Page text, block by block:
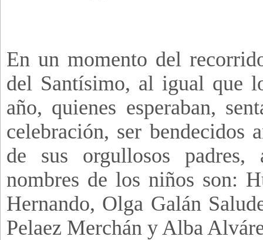
En un momento del
del Santísimo, al igual que
año, quienes esperaban,
celebración, ser bendecidos
de sus orgullosos
nombres de los niños son:
Hernando, Olga Galán
Pelaez Merchán y Alba